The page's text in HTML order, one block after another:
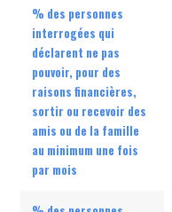
% des personnes
interrogées qui
déclarent ne pas
pouvoir, pour des
raisons financières,
sortir ou recevoir des
amis ou de la famille
au minimum une fois
par mois